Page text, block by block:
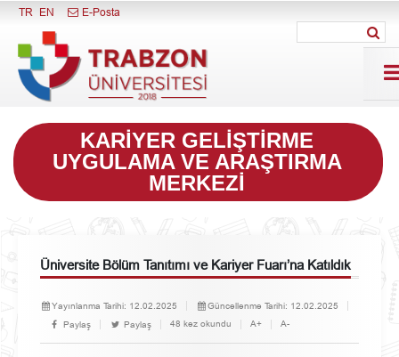
Menüyü Kapat
TR EN E-Posta
KARIYER GELIŞTIRME
UYGULAMA VE ARAŞTIRMA
MERKEZI
Üniversite Bölüm Tanıtımı ve Kariyer Fuarı’na Katıldık
Yayınlanma Tarihi: 12.02.2025 Güncellenme Tarihi: 12.02.2025
Paylaş
Paylaş 48 kez okundu A+ A-